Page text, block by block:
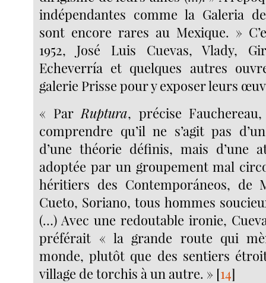
indépendantes comme la Galeria
sont encore rares au Mexique. »
1952, José Luis Cuevas, Vlady,
Echeverría et quelques autres
galerie Prisse pour y exposer leurs
« Par Ruptura, précise
comprendre qu’il ne s’agit pas
d’une théorie définis, mais d’une
adoptée par un groupement mal
héritiers des Contemporáneos, de
Cueto, Soriano, tous hommes
(…) Avec une redoutable ironie,
préférait « la grande route qui
monde, plutôt que des sentiers
village de torchis à un autre. » [14]